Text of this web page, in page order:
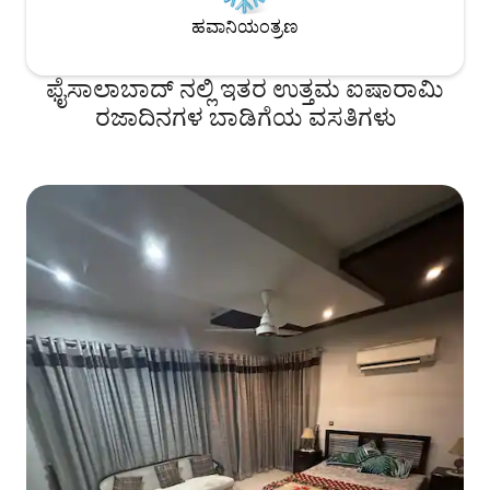
ಹವಾನಿಯಂತ್ರಣ
ಫೈಸಾಲಾಬಾದ್ ನಲ್ಲಿ ಇತರ ಉತ್ತಮ ಐಷಾರಾಮಿ
ರಜಾದಿನಗಳ ಬಾಡಿಗೆಯ ವಸತಿಗಳು